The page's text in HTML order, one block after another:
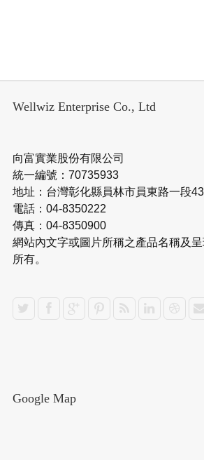
Wellwiz Enterprise Co., Ltd
向富實業股份有限公司
統一編號：70735933
地址：台灣彰化縣員林市員東路一段
電話：04-8350222
傳真：04-8350900
網站內文字或圖片所稱之產品名稱及
所有。
Google Map